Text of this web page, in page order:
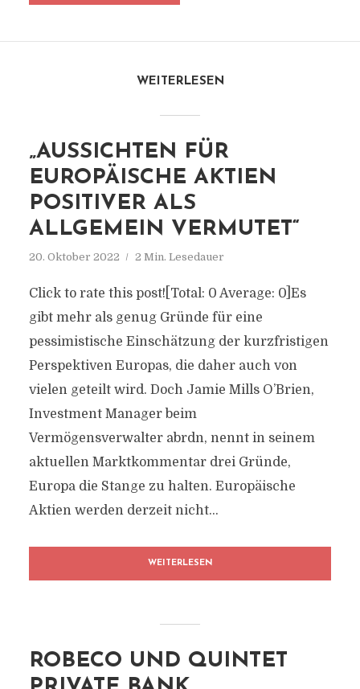
WEITERLESEN
„AUSSICHTEN FÜR
EUROPÄISCHE AKTIEN
POSITIVER ALS
ALLGEMEIN VERMUTET“
20. Oktober 2022 2 Min. Lesedauer
Click to rate this post![Total: 0 Average: 0]Es
gibt mehr als genug Gründe für eine
pessimistische Einschätzung der kurzfristigen
Perspektiven Europas, die daher auch von
vielen geteilt wird. Doch Jamie Mills O’Brien,
Investment Manager beim
Vermögensverwalter abrdn, nennt in seinem
aktuellen Marktkommentar drei Gründe,
Europa die Stange zu halten. Europäische
Aktien werden derzeit nicht...
WEITERLESEN
ROBECO UND QUINTET